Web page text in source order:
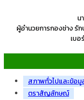
น
ผู้อำนวยการกองช่าง รั
เบ
สภาพทั่วไปและข้อ
ตราสัญลักษณ์